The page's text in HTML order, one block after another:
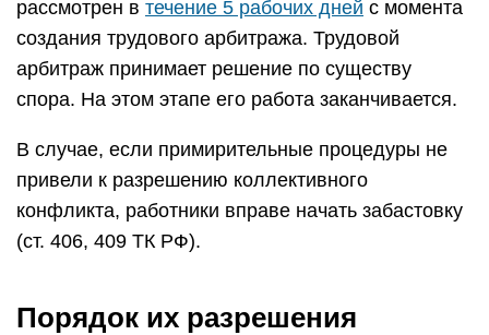
рассмотрен в течение 5 рабочих дней с момента
создания трудового арбитража. Трудовой
арбитраж принимает решение по существу
спора. На этом этапе его работа заканчивается.
В случае, если примирительные процедуры не
привели к разрешению коллективного
конфликта, работники вправе начать забастовку
(ст. 406, 409 ТК РФ).
Порядок их разрешения